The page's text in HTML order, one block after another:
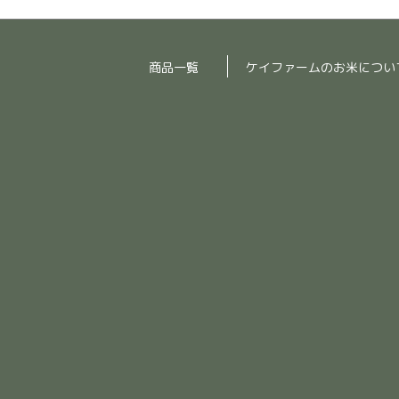
商品一覧 ケイファームのお米につい